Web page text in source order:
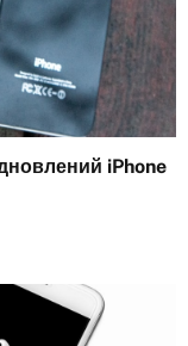
iPhone